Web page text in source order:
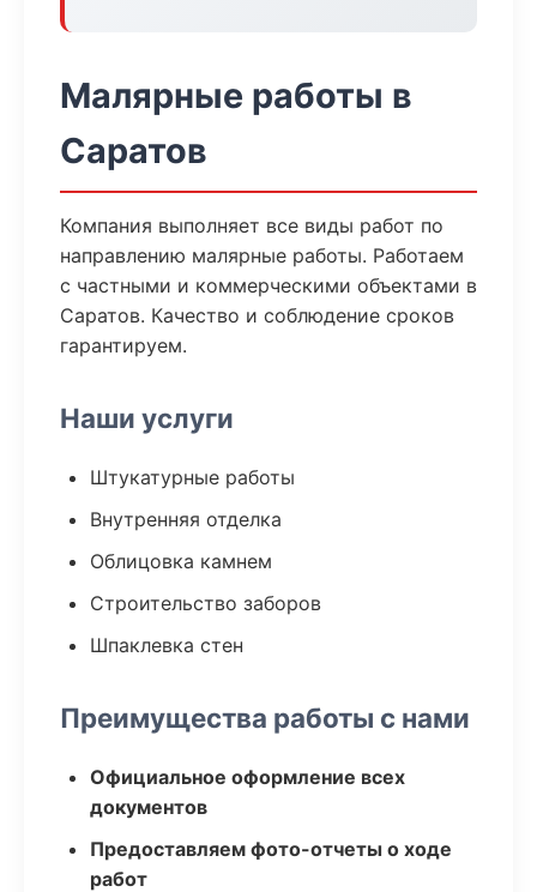
Малярные работы в
Саратов
Компания выполняет все виды работ по
направлению малярные работы. Работаем
с частными и коммерческими объектами в
Саратов. Качество и соблюдение сроков
гарантируем.
Наши услуги
Штукатурные работы
Внутренняя отделка
Облицовка камнем
Строительство заборов
Шпаклевка стен
Преимущества работы с нами
Официальное оформление всех
документов
Предоставляем фото-отчеты о ходе
работ